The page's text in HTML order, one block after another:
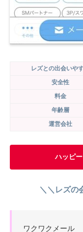
レズとの出会いや
安全性
料金
年齢層
運営会社
ハッピ
＼＼レズの
ワクワクメール